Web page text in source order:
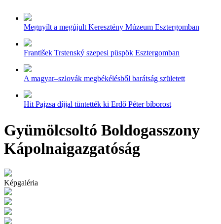
Megnyílt a megújult Keresztény Múzeum Esztergomban
František Trstenský szepesi püspök Esztergomban
A magyar–szlovák megbékélésből barátság született
Hit Pajzsa díjjal tüntették ki Erdő Péter bíborost
Gyümölcsoltó Boldogasszony
Kápolnaigazgatóság
Képgaléria